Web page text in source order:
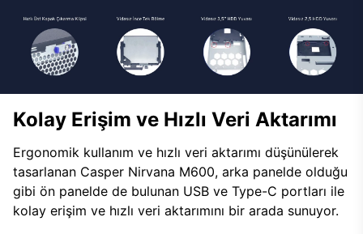
Kolay Erişim ve Hızlı Veri Aktarımı
Ergonomik kullanım ve hızlı veri aktarımı düşünülerek
tasarlanan Casper Nirvana M600, arka panelde olduğu
gibi ön panelde de bulunan USB ve Type-C portları ile
kolay erişim ve hızlı veri aktarımını bir arada sunuyor.